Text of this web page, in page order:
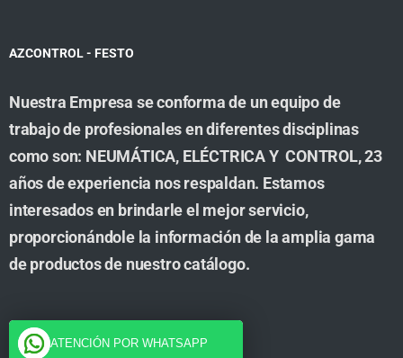
AZCONTROL - FESTO
Nuestra Empresa se conforma de un equipo de
trabajo de profesionales en diferentes disciplinas
como son: NEUMÁTICA, ELÉCTRICA Y CONTROL, 23
años de experiencia nos respaldan. Estamos
interesados en brindarle el mejor servicio,
proporcionándole la información de la amplia gama
de productos de nuestro catálogo.
CuentaATENCIÓN POR WHATSAPP